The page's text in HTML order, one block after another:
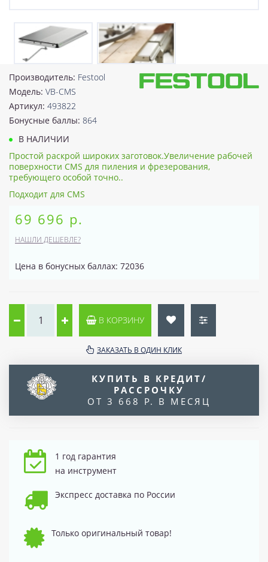
Производитель: Festool
Модель: VB-CMS
Артикул: 493822
Бонусные баллы: 864
В НАЛИЧИИ
Простой раскрой широких заготовок.Увеличение рабочей
поверхности CMS для пиления и фрезерования,
требующего особой точно..
Подходит для CMS
69 696 р.
НАШЛИ ДЕШЕВЛЕ?
Цена в бонусных баллах: 72036
В КОРЗИНУ
ЗАКАЗАТЬ В ОДИН КЛИК
КУПИТЬ В КРЕДИТ/
РАССРОЧКУ
ОТ 3 668 Р. В МЕСЯЦ
1 год гарантия
на инструмент
Экспресс доставка по России
Только оригинальный товар!